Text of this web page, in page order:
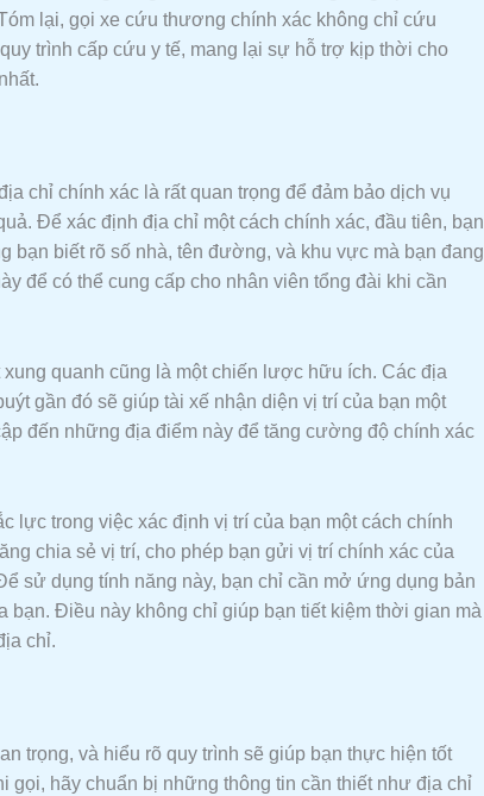
lại, gọi xe cứu thương chính xác không chỉ cứu
trình cấp cứu y tế, mang lại sự hỗ trợ kịp thời cho
chỉ chính xác là rất quan trọng để đảm bảo dịch vụ
Để xác định địa chỉ một cách chính xác, đầu tiên, bạn
bạn biết rõ số nhà, tên đường, và khu vực mà bạn đang
để có thể cung cấp cho nhân viên tổng đài khi cần
quanh cũng là một chiến lược hữu ích. Các địa
gần đó sẽ giúp tài xế nhận diện vị trí của bạn một
đến những địa điểm này để tăng cường độ chính xác
lực trong việc xác định vị trí của bạn một cách chính
chia sẻ vị trí, cho phép bạn gửi vị trí chính xác của
sử dụng tính năng này, bạn chỉ cần mở ứng dụng bản
bạn. Điều này không chỉ giúp bạn tiết kiệm thời gian mà
chỉ.
trọng, và hiểu rõ quy trình sẽ giúp bạn thực hiện tốt
gọi, hãy chuẩn bị những thông tin cần thiết như địa chỉ